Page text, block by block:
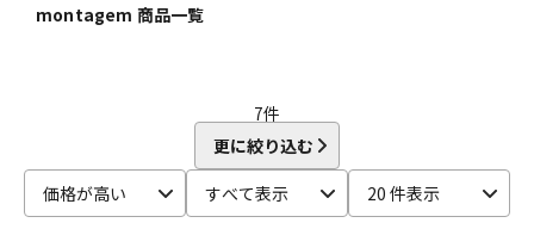
ベース ウクレレ
montagem 商品一覧
7件
更に絞り込む
価格が高い
すべて表示 20 件表示